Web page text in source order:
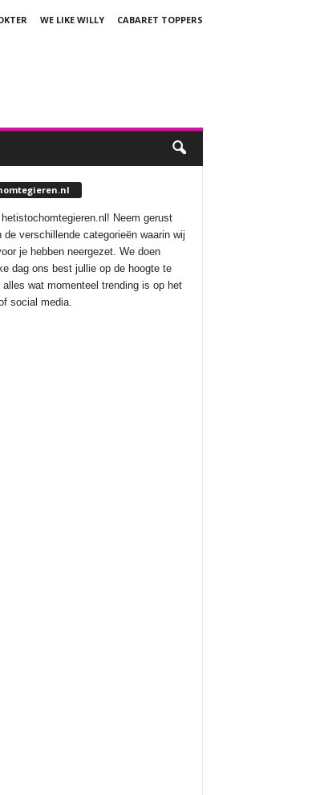
WE LIKE WILLY
CABARET TOPPERS
Neem gerust
de verschillende categorieën waarin wij
je hebben neergezet. We doen
dag ons best jullie op de hoogte te
alles wat momenteel trending is op het
social media.